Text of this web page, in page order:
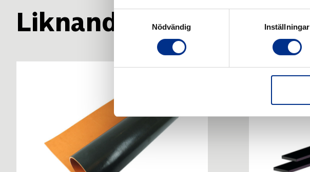
Samtyckesval
Nödvändig
Inställningar
Liknande produkter